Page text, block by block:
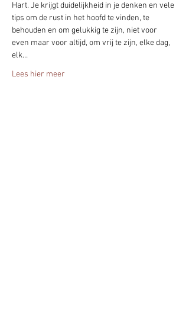
Hart. Je krijgt duidelijkheid in je denken en vele
tips om de rust in het hoofd te vinden, te
behouden en om gelukkig te zijn, niet voor
even maar voor altijd, om vrij te zijn, elke dag,
elk…
Lees hier meer